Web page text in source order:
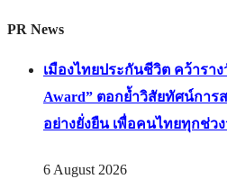
PR News
เมืองไทยประกันชีวิต คว้าราง
Award” ตอกย้ำวิสัยทัศน์กา
อย่างยั่งยืน เพื่อคนไทยทุกช่ว
6 August 2026